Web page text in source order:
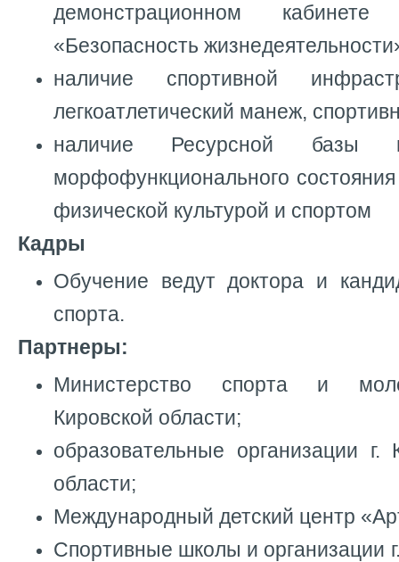
демонстрационном
«Безопасность
наличие спортивной
легкоатлетический манеж,
наличие Ресурсной базы
морфофункционального
физической культурой и спортом
Кадры
Обучение ведут доктора и
спорта.
Партнеры:
Министерство спорта и
Кировской области;
образовательные организации
области;
Международный детский центр
Спортивные школы и организации